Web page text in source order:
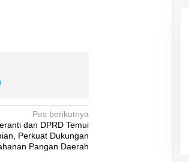
Pos berikutnya
dan DPRD Temui
Perkuat Dukungan
Pangan Daerah